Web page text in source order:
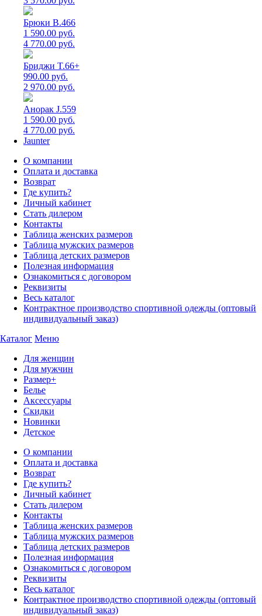
Брюки B.466
1 590.00 руб.
4 770.00 руб.
Бриджи T.66+
990.00 руб.
2 970.00 руб.
Анорак J.559
1 590.00 руб.
4 770.00 руб.
Jaunter
О компании
Оплата и доставка
Возврат
Где купить?
Личный кабинет
Стать дилером
Контакты
Таблица женских размеров
Таблица мужских размеров
Таблица детских размеров
Полезная информация
Ознакомиться с договором
Реквизиты
Весь каталог
Контрактное производство спортивной одежды (оптовый
индивидуальный заказ)
Каталог Меню
Для женщин
Для мужчин
Размер+
Белье
Аксессуары
Скидки
Новинки
Детское
О компании
Оплата и доставка
Возврат
Где купить?
Личный кабинет
Стать дилером
Контакты
Таблица женских размеров
Таблица мужских размеров
Таблица детских размеров
Полезная информация
Ознакомиться с договором
Реквизиты
Весь каталог
Контрактное производство спортивной одежды (оптовый
индивидуальный заказ)